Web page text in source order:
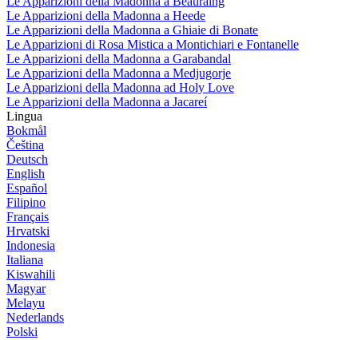
Le Apparizioni della Madonna a Heede
Le Apparizioni della Madonna a Ghiaie di Bonate
Le Apparizioni di Rosa Mistica a Montichiari e Fontanelle
Le Apparizioni della Madonna a Garabandal
Le Apparizioni della Madonna a Medjugorje
Le Apparizioni della Madonna ad Holy Love
Le Apparizioni della Madonna a Jacareí
Lingua
Bokmål
Čeština
Deutsch
English
Español
Filipino
Français
Hrvatski
Indonesia
Italiana
Kiswahili
Magyar
Melayu
Nederlands
Polski